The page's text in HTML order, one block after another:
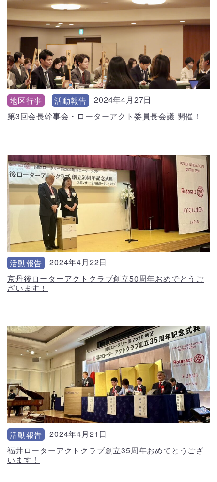
地区行事 活動報告
2024年4月27日
第3回会長幹事会・ローターアクト委員長会議 開催！
活動報告
2024年4月22日
京丹後ローターアクトクラブ創立50周年おめでとうご
ざいます！
活動報告
2024年4月21日
福井ローターアクトクラブ創立35周年おめでとうござ
います！